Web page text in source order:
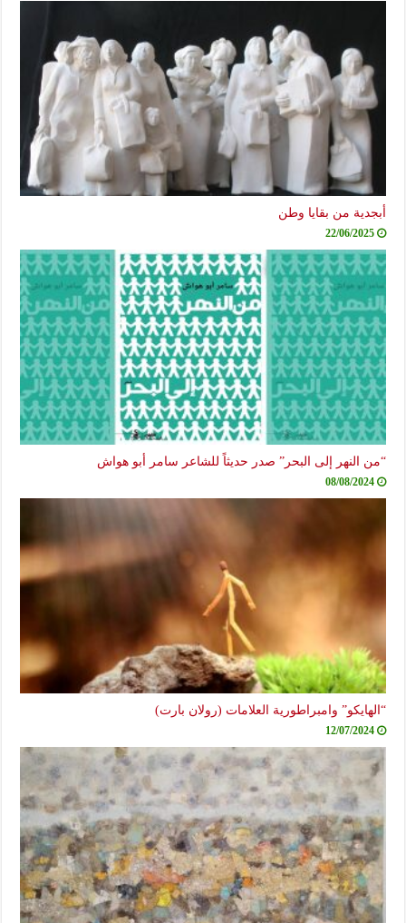
أبجدية من بقايا وطن
22/06/2025
“من النهر إلى البحر” صدر حديثاً للشاعر سامر أبو هواش
08/08/2024
“الهايكو” وامبراطورية العلامات (رولان بارت)
12/07/2024